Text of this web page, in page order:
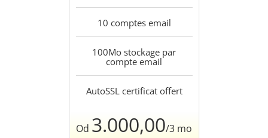
10 comptes email
100Mo stockage par
compte email
AutoSSLcertificat offert
Od 3.000,00/3 mo